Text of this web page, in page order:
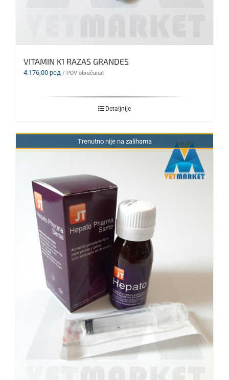
VITAMIN K1 RAZAS GRANDES
4.176,00 рсд / PDV obračunat
Detaljnije
Trenutno nije na zalihama